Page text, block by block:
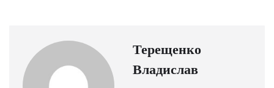
Терещенко
Владислав